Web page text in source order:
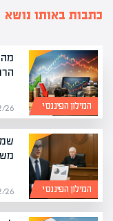
כתבות באותו נושא
המילון הפיננסי 01/02/26 (י״ד
המילון הפיננסי 04/02/26 (י״ז